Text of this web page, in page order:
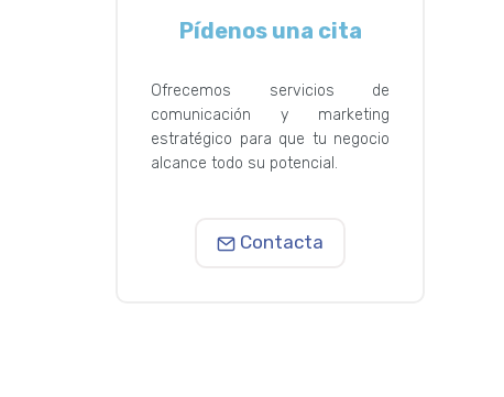
Pídenos una cita
Ofrecemos servicios de
comunicación y marketing
estratégico para que tu negocio
alcance todo su potencial.
Contacta